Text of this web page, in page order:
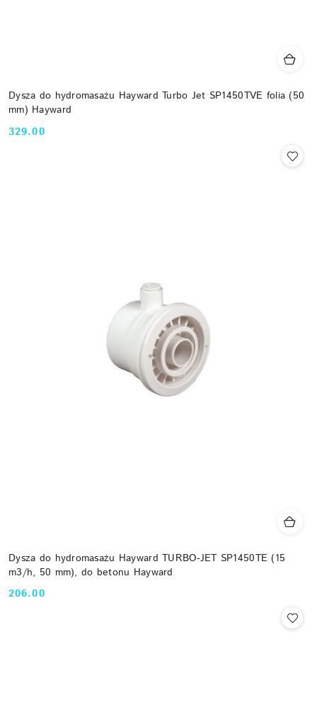
Dysza do hydromasażu Hayward Turbo Jet SP1450TVE folia (50
mm) Hayward
Cena:
329.00
Dysza do hydromasażu Hayward TURBO-JET SP1450TE (15
m3/h, 50 mm), do betonu Hayward
Cena:
206.00